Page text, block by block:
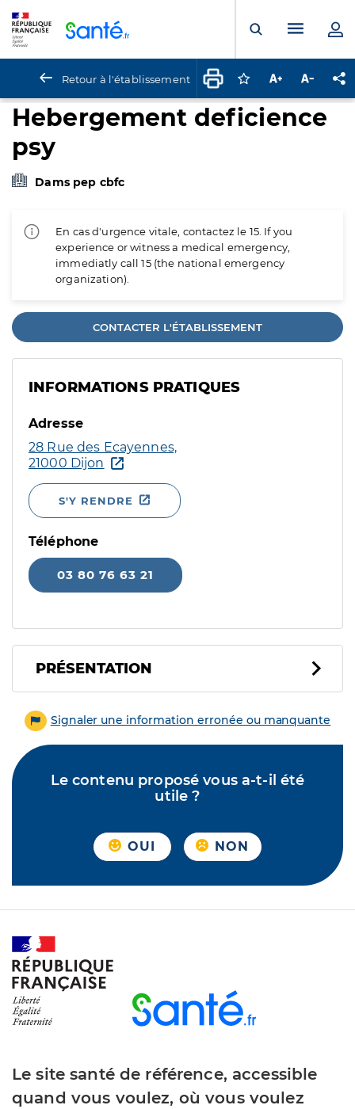
Ouvrir laMenu
Retour à l'établissement Connectez-vous
Augmenter la
Hebergement deficience
psy
Dams pep cbfc
En cas d'urgence vitale, contactez le 15. If you
experience or witness a medical emergency,
immediatly call 15 (the national emergency
organization).
CONTACTER L'ÉTABLISSEMENT
INFORMATIONS PRATIQUES
Adresse
28 Rue des Ecayennes,
21000 Dijon
S'Y RENDRE
Téléphone
03 80 76 63 21
PRÉSENTATION
Signaler une information erronée ou manquante
Le contenu proposé vous a-t-il été
utile ?
OUI NON
Le site santé de référence, accessible
quand vous voulez, où vous voulez